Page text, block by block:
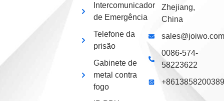
Intercomunicador
de Emergência
Telefone da
prisão
Gabinete de
metal contra
fogo
Zhejiang,
China
sales@joiwo.com
0086-574-
58223622
+8613858200389